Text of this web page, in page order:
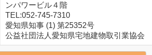
ンパワービル４階
TEL:052-745-7310
愛知県知事 (1) 第25352号
公益社団法人愛知県宅地建物取引業協会